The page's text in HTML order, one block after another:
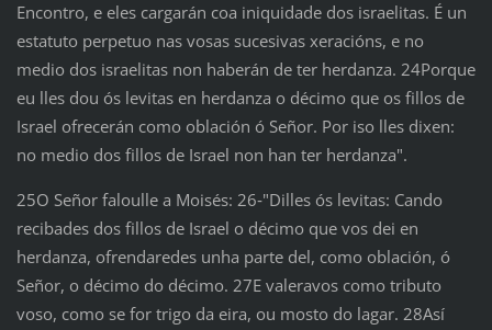
Encontro, e eles cargarán coa iniquidade dos israelitas. É un
estatuto perpetuo nas vosas sucesivas xeracións, e no
medio dos israelitas non haberán de ter herdanza. 24Porque
eu lles dou ós levitas en herdanza o décimo que os fillos de
Israel ofrecerán como oblación ó Señor. Por iso lles dixen:
no medio dos fillos de Israel non han ter herdanza".
25O Señor faloulle a Moisés: 26‑"Dilles ós levitas: Cando
recibades dos fillos de Israel o décimo que vos dei en
herdanza, ofrendaredes unha parte del, como oblación, ó
Señor, o décimo do décimo. 27E valeravos como tributo
voso, como se for trigo da eira, ou mosto do lagar. 28Así